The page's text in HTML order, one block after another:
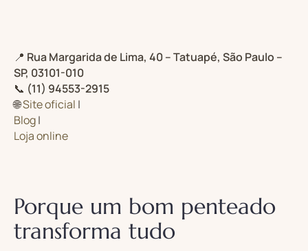
📍 Rua Margarida de Lima, 40 – Tatuapé, São Paulo –
SP, 03101-010
📞 (11) 94553-2915
🌐Site oficial |
Blog|
Loja online
Porque um bom penteado
transforma tudo